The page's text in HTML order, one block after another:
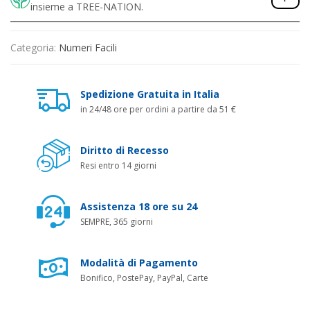
insieme a TREE-NATION.
Categoria: Numeri Facili
Spedizione Gratuita in Italia
in 24/48 ore per ordini a partire da 51 €
Diritto di Recesso
Resi entro 14 giorni
Assistenza 18 ore su 24
SEMPRE, 365 giorni
Modalità di Pagamento
Bonifico, PostePay, PayPal, Carte